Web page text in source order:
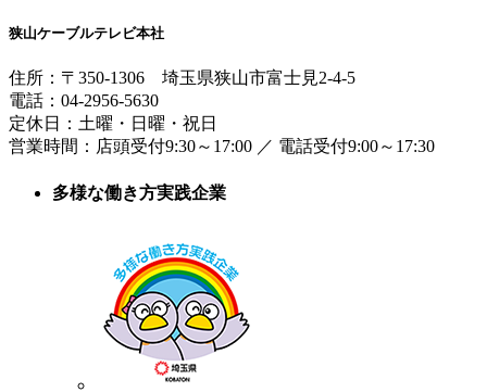
狭山ケーブルテレビ本社
住所： 〒350-1306 埼玉県狭山市富士見2-4-5
電話： 04-2956-5630
定休日：土曜・日曜・祝日
営業時間： 店頭受付9:30～17:00 ／ 電話受付9:00～17:30
多様な働き方実践企業